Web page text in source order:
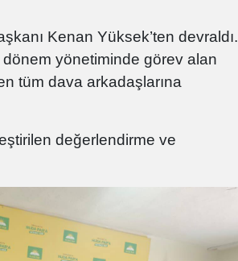
Kenan Yüksek’ten devraldı.
yönetiminde görev alan
tüm dava arkadaşlarına
değerlendirme ve